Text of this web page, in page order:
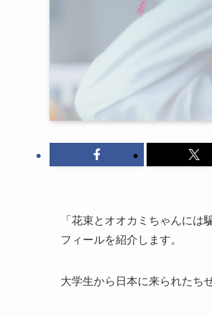
「花束とオオカミちゃんに
フィールを紹介します。
大学生から日本に来られたち